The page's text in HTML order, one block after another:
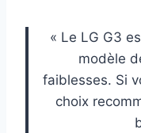
« Le LG G3
modèle
faiblesses. Si
choix